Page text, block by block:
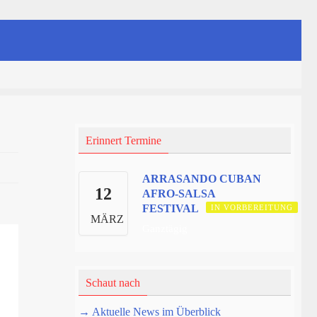
Erinnert Termine
12
MÄRZ
ARRASANDO CUBAN
AFRO-SALSA
FESTIVAL
IN VORBEREITUNG
Schaut nach
→ Aktuelle News im Überblick